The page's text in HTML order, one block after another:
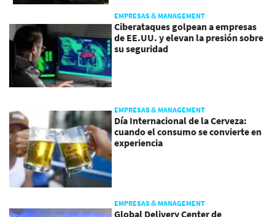
EMPRESAS & MANAGEMENT
Ciberataques golpean a empresas
de EE.UU. y elevan la presión sobre
su seguridad
EMPRESAS & MANAGEMENT
Día Internacional de la Cerveza:
cuando el consumo se convierte en
experiencia
EMPRESAS & MANAGEMENT
Global Delivery Center de